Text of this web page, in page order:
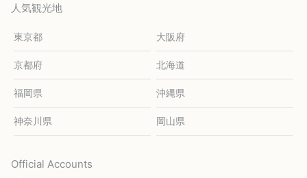
人気観光地
東京都 大阪府
京都府 北海道
福岡県 沖縄県
神奈川県 岡山県
Official Accounts